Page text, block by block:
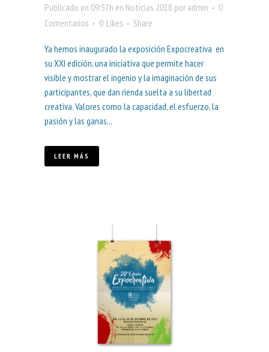
Publicado en 09:57h en Noticias 2018 por admin
0
Comentarios
0 Likes Share
Ya hemos inaugurado la exposición Expocreativa en
su XXI edición, una iniciativa que permite hacer
visible y mostrar el ingenio y la imaginación de sus
participantes, que dan rienda suelta a su libertad
creativa. Valores como la capacidad, el esfuerzo, la
pasión y las ganas...
LEER MÁS